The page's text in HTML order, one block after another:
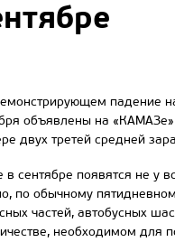
падение
объявлены на
двух третей средней
сентябре появятся не у
по обычному
частей, автобусных
необходимом